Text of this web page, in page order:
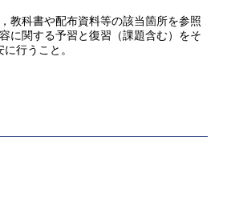
教科書や配布資料等の該当箇所を参照
に関する予習と復習（課題含む）をそ
行うこと。